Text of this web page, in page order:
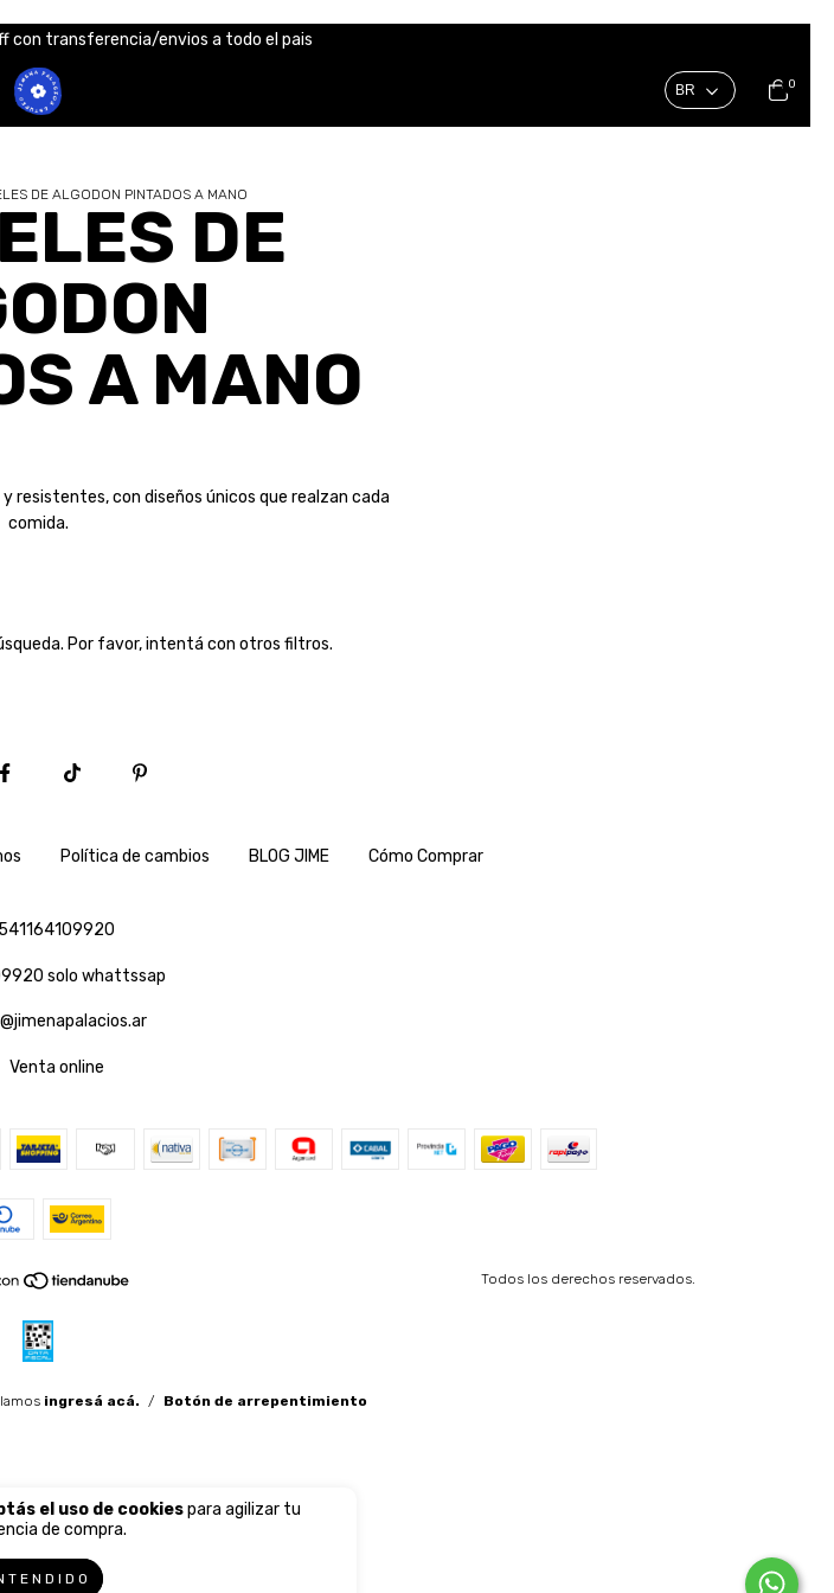
con transferencia/envios a todo el pais
0
el uso de cookiespara agilizar tu
de compra.
DE ALGODON PINTADOS A MANO
DE
A MANO
resistentes, con diseños únicos que realzan cada
comida.
Por favor, intentá con otros filtros.
Política de cambios BLOG JIME Cómo Comprar
541164109920
solo whattssap
Venta online
Todos los derechos reservados.
ingresá acá. / Botón de arrepentimiento